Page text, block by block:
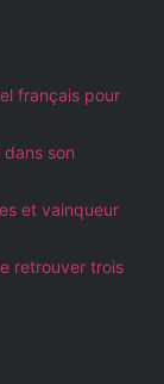
français pour
dans son
et vainqueur
retrouver trois